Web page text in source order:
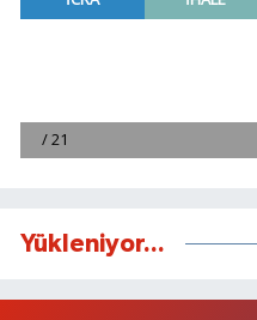
Yükleniyor...